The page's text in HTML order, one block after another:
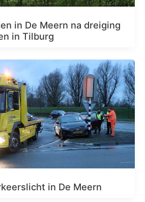
in De Meern na dreiging
in Tilburg
in De Meern